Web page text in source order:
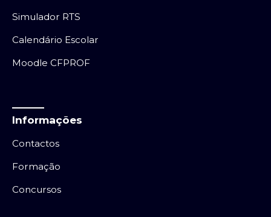
Simulador RTS
Calendário Escolar
Moodle CFPROF
Informações
Contactos
Formação
Concursos